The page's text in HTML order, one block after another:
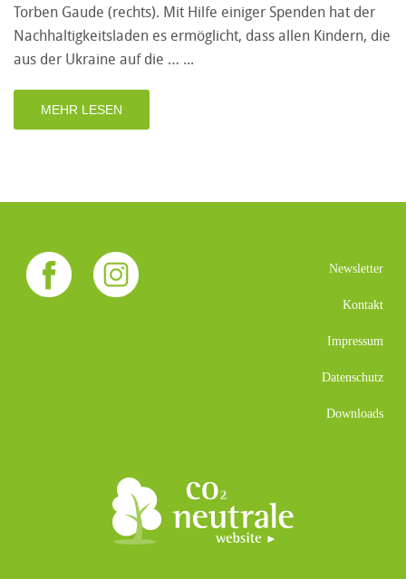
Torben Gaude (rechts). Mit Hilfe einiger Spenden hat der
Nachhaltigkeitsladen es ermöglicht, dass allen Kindern, die
aus der Ukraine auf die …
MEHR LESEN
Newsletter
Kontakt
Impressum
Datenschutz
Downloads